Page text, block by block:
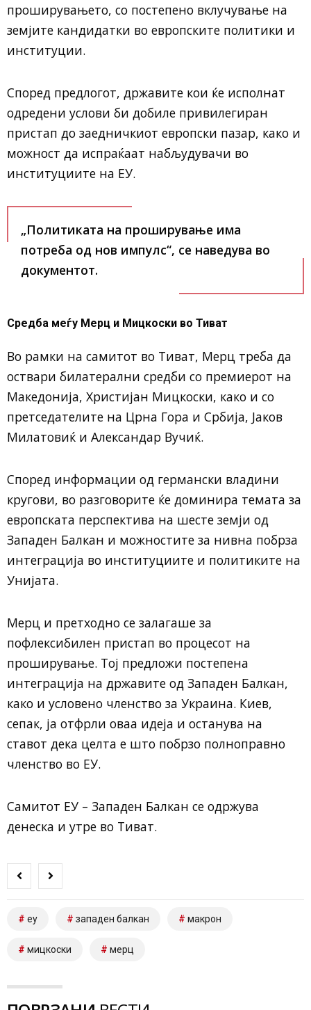
проширувањето, со постепено вклучување на
земјите кандидатки во европските политики и
институции.
Според предлогот, државите кои ќе исполнат
одредени услови би добиле привилегиран
пристап до заедничкиот европски пазар, како и
можност да испраќаат набљудувачи во
институциите на ЕУ.
„Политиката на проширување има
потреба од нов импулс“, се наведува во
документот.
Средба меѓу Мерц и Мицкоски во Тиват
Во рамки на самитот во Тиват, Мерц треба да
оствари билатерални средби со премиерот на
Македонија, Христијан Мицкоски, како и со
претседателите на Црна Гора и Србија, Јаков
Милатовиќ и Александар Вучиќ.
Според информации од германски владини
кругови, во разговорите ќе доминира темата за
европската перспектива на шесте земји од
Западен Балкан и можностите за нивна побрза
интеграција во институциите и политиките на
Унијата.
Мерц и претходно се залагаше за
пофлексибилен пристап во процесот на
проширување. Тој предложи постепена
интеграција на државите од Западен Балкан,
како и условено членство за Украина. Киев,
сепак, ја отфрли оваа идеја и останува на
ставот дека целта е што побрзо полноправно
членство во ЕУ.
Самитот ЕУ – Западен Балкан се одржува
денеска и утре во Тиват.
еу западен балкан макрон
мицкоски мерц